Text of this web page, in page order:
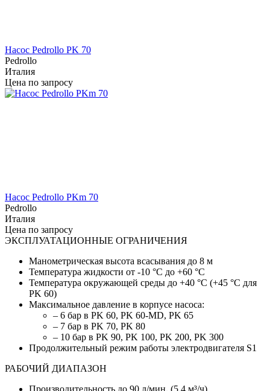
Насос Pedrollo PK 70
Pedrollo
Италия
Цена по запросу
Насос Pedrollo PKm 70
Pedrollo
Италия
Цена по запросу
ЭКСПЛУАТАЦИОННЫЕ ОГРАНИЧЕНИЯ
Манометрическая высота всасывания до 8 м
Температура жидкости от -10 °C до +60 °C
Температура окружающей среды до +40 °C (+45 °C для
PK 60)
Максимальное давление в корпусе насоса:
– 6 бар в PK 60, PK 60-MD, PK 65
– 7 бар в PK 70, PK 80
– 10 бар в PK 90, PK 100, PK 200, PK 300
Продолжительный режим работы электродвигателя S1
РАБОЧИЙ ДИАПАЗОН
Производительность до 90 л/мин. (5.4 м³/ч)